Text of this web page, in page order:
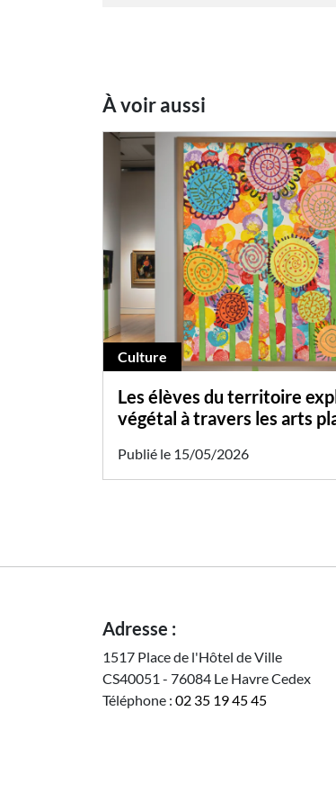
À voir aussi
Culture
Les élèves du territoire
végétal à travers les arts
Publié le 15/05/2026
Adresse :
1517 Place de l'Hôtel de Ville
CS40051 - 76084 Le Havre Cedex
Téléphone : 02 35 19 45 45